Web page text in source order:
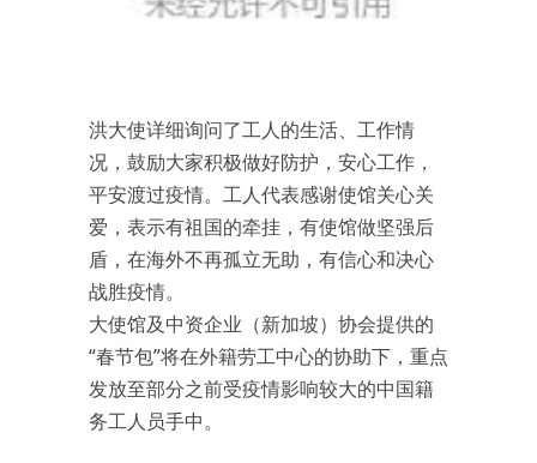
洪大使详细询问了工人的生活、工作情
况，鼓励大家积极做好防护，安心工作，
平安渡过疫情。工人代表感谢使馆关心关
爱，表示有祖国的牵挂，有使馆做坚强后
盾，在海外不再孤立无助，有信心和决心
战胜疫情。
大使馆及中资企业（新加坡）协会提供的
“春节包”将在外籍劳工中心的协助下，重点
发放至部分之前受疫情影响较大的中国籍
务工人员手中。